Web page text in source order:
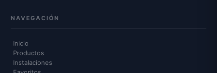
NAVEGACIÓN
Inicio
Productos
Instalaciones